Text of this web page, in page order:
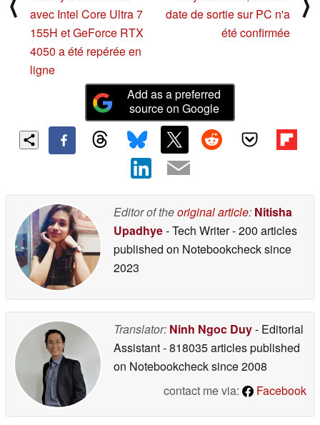
avec Intel Core Ultra 7
155H et GeForce RTX
4050 a été repérée en
ligne
date de sortie sur PC n'a
été confirmée
Add as a preferred
source on Google
Editor of theoriginal article: Nitisha
Upadhye- Tech Writer- 200 articles
published on Notebookchecksince
2023
Translator: Ninh Ngoc Duy- Editorial
Assistant- 818035 articles published
on Notebookchecksince 2008
contact me via:
Facebook